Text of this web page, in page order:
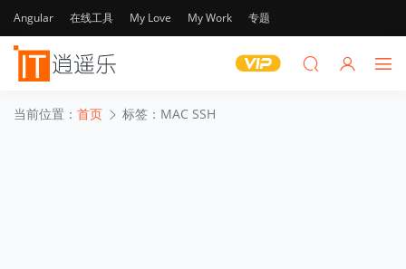
Angular 在线工具 My Love My Work 专题
当前位置： 首页 标签：MAC SSH